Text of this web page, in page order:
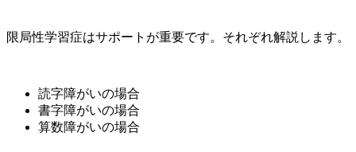
限局性学習症はサポートが重要です。それぞれ解説します。
読字障がいの場合
書字障がいの場合
算数障がいの場合